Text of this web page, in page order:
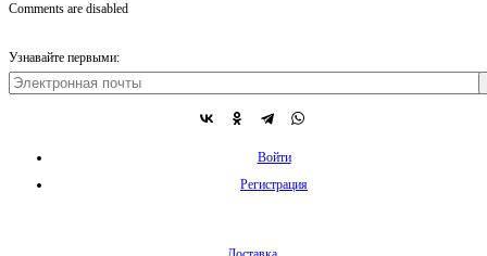
Comments are disabled
Узнавайте первыми:
Войти
Регистрация